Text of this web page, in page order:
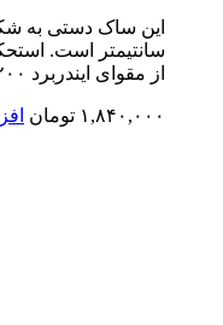
سانتیمتر است. استحکام
از مقوای ایندربرد ۲۰۰ گرم و دارای سلفون مات است.
۱,۸۴۰,۰۰۰ تومان افزودن